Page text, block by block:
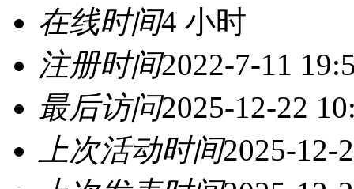
在线时间4 小时
注册时间2022-7-11
最后访问2025-12-22
上次活动时间2025-12-